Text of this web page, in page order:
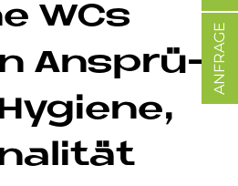
WCs
An­sprü­ ANFRAGE